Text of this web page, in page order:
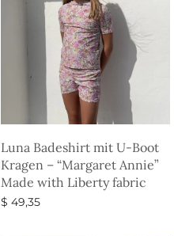
Luna Badeshirt mit U-Boot
Kragen – “Margaret Annie”
Made with Liberty fabric
$ 49,35